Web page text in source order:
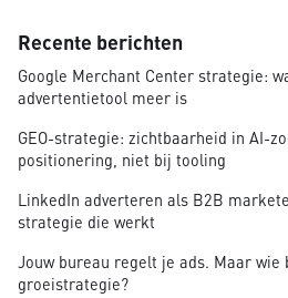
Recente berichten
Google Merchant Center strategie:
advertentietool meer is
GEO-strategie: zichtbaarheid in AI-
positionering, niet bij tooling
LinkedIn adverteren als B2B
strategie die werkt
Jouw bureau regelt je ads. Maar wie
groeistrategie?